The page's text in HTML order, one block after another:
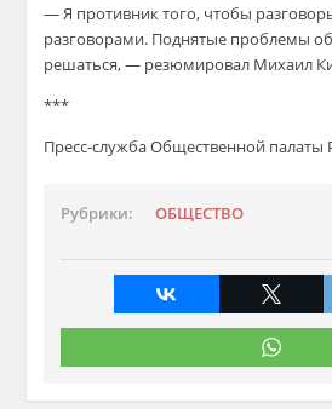
— Я противник того, чтобы
разговорами. Поднятые проблемы
решаться, — резюмировал Михаил
***
Пресс-служба Общественной палаты
Рубрики: ОБЩЕСТВО